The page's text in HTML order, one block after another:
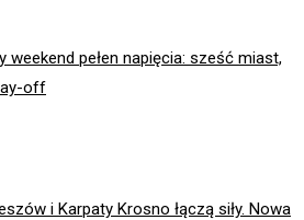
weekend pełen napięcia: sześć miast,
off
i Karpaty Krosno łączą siły. Nowa